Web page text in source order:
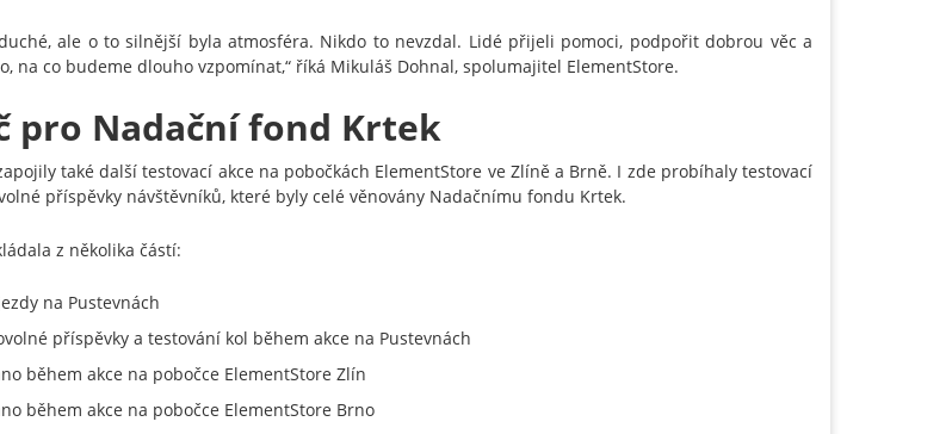
ale o to silnější byla atmosféra. Nikdo to nevzdal. Lidé přijeli pomoci, podpořit dobrou věc a
na co budeme dlouho vzpomínat,“ říká Mikuláš Dohnal, spolumajitel ElementStore.
pro Nadační fond Krtek
také další testovací akce na pobočkách ElementStore ve Zlíně a Brně. I zde probíhaly testovací
příspěvky návštěvníků, které byly celé věnovány Nadačnímu fondu Krtek.
z několika částí:
na Pustevnách
příspěvky a testování kol během akce na Pustevnách
během akce na pobočce ElementStore Zlín
během akce na pobočce ElementStore Brno